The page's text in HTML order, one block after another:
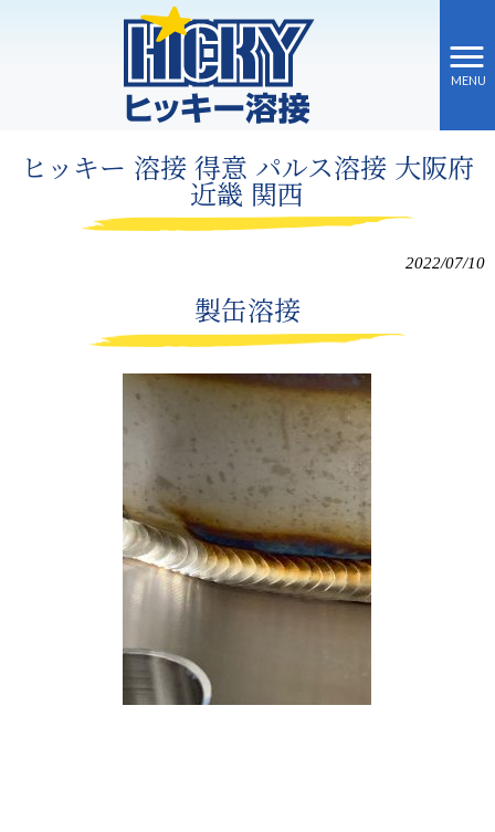
MENU
ヒッキー溶接 HOME
> ブログ
>
ヒッキー 溶接 得意 パルス溶接 大阪府 近畿 関西
ヒッキー 溶接 得意 パルス溶接 大阪府
近畿 関西
2022/07/10
製缶溶接